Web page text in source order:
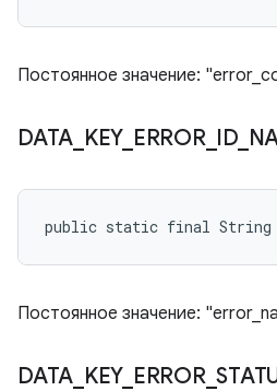
Постоянное значение:
DATA KEY_ ERROR_ ID_
public static final String
Постоянное значение:
DATA KEY_ ERROR_